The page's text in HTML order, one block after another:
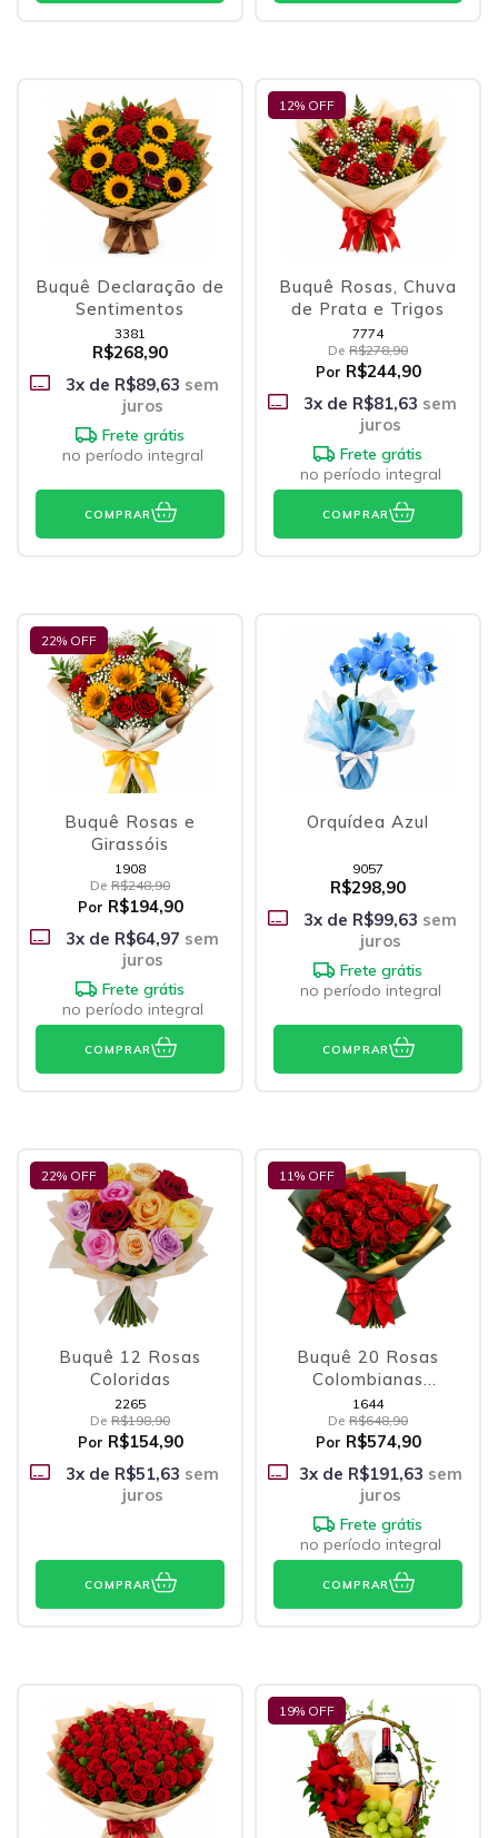
Buquê Declaração de
Sentimentos
3381
R$268,90
3x de R$89,63 sem
juros
Frete grátis
no período integral
COMPRAR
12% OFF
Buquê Rosas, Chuva
de Prata e Trigos
7774
De R$278,90
Por R$244,90
3x de R$81,63 sem
juros
Frete grátis
no período integral
COMPRAR
22% OFF
Buquê Rosas e
Girassóis
1908
De R$248,90
Por R$194,90
3x de R$64,97 sem
juros
Frete grátis
no período integral
COMPRAR
Orquídea Azul
9057
R$298,90
3x de R$99,63 sem
juros
Frete grátis
no período integral
COMPRAR
22% OFF
Buquê 12 Rosas
Coloridas
2265
De R$198,90
Por R$154,90
3x de R$51,63 sem
juros
COMPRAR
11% OFF
Buquê 20 Rosas
Colombianas
Vermelhas
1644
De R$648,90
Por R$574,90
3x de R$191,63 sem
juros
Frete grátis
no período integral
COMPRAR
19% OFF